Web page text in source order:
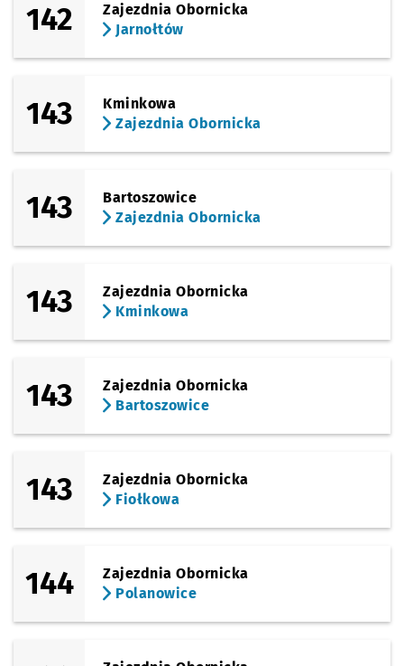
142
Zajezdnia Obornicka
Jarnołtów
143
Kminkowa
Zajezdnia Obornicka
143
Bartoszowice
Zajezdnia Obornicka
143
Zajezdnia Obornicka
Kminkowa
143
Zajezdnia Obornicka
Bartoszowice
143
Zajezdnia Obornicka
Fiołkowa
144
Zajezdnia Obornicka
Polanowice